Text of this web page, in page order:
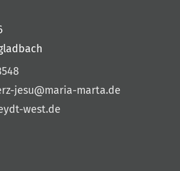
jesu@maria-marta.de
west.de